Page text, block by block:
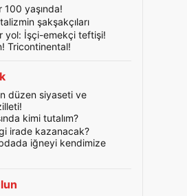
100 yaşında!
şakşakçıları
yol: İşçi-emekçi teftişi!
Tricontinental!
düzen siyaseti ve
kimi tutalım?
irade kazanacak?
iğneyi kendimize